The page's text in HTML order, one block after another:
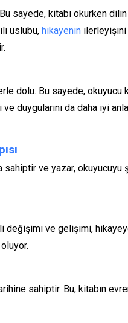
sayede, kitabı okurken
üslubu, hikayenin ilerleyişini
dolu. Bu sayede, okuyucu
duygularını da daha iyi
ve yazar, okuyucuyu
değişimi ve gelişimi,
sahiptir. Bu, kitabın